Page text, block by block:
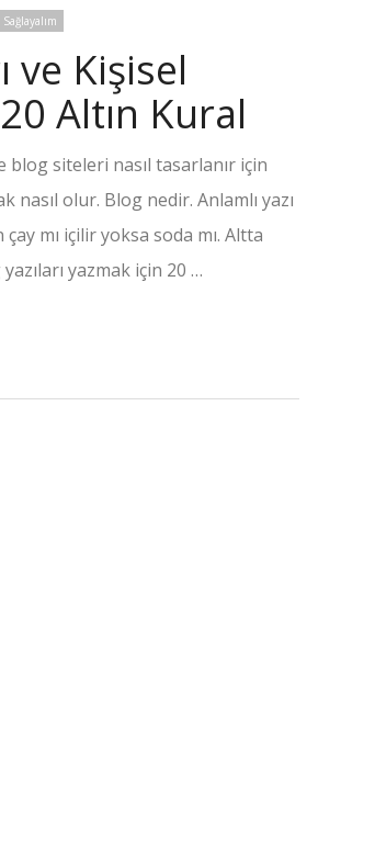
ve Kişisel
Altın Kural
blog siteleri nasıl tasarlanır için
nasıl olur. Blog nedir. Anlamlı yazı
çay mı içilir yoksa soda mı. Altta
yazmak için 20 …